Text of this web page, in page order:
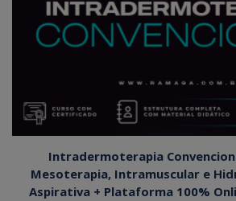
Intradermoterapia
Mesoterapia, Intramuscular e
Aspirativa + Plataforma 100%